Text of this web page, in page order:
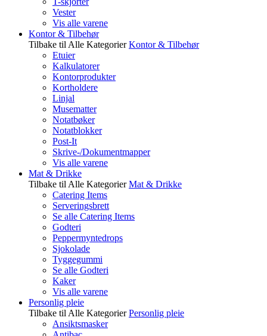
Vester
Vis alle varene
Kontor & Tilbehør
Tilbake til Alle Kategorier Kontor & Tilbehør
Etuier
Kalkulatorer
Kontorprodukter
Kortholdere
Linjal
Musematter
Notatbøker
Notatblokker
Post-It
Skrive-/Dokumentmapper
Vis alle varene
Mat & Drikke
Tilbake til Alle Kategorier Mat & Drikke
Catering Items
Serveringsbrett
Se alle Catering Items
Godteri
Peppermyntedrops
Sjokolade
Tyggegummi
Se alle Godteri
Kaker
Vis alle varene
Personlig pleie
Tilbake til Alle Kategorier Personlig pleie
Ansiktsmasker